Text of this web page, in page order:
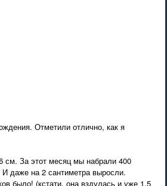
Отметили отлично, как я
см. За этот месяц мы набрали 400
даже на 2 сантиметра выросли.
было! (кстати, она вздулась и уже 1,5